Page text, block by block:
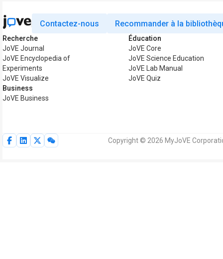
Contactez-nous Recommander à la
Recherche
JoVE Journal
JoVE Encyclopedia of
Experiments
JoVE Visualize
Business
JoVE Business
Éducation
JoVE Core
JoVE Science Education
JoVE Lab Manual
JoVE Quiz
Copyright © 2026 MyJoVE